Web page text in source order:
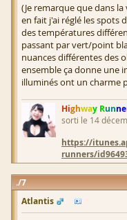
(Je remarque que dans
en fait j'ai réglé les spots
des températures
passant par vert/point
nuances différentes des
ensemble ça donne une
illuminés ont un charme
Highway Runne
sorti le 14
https://
runners/
7
Atlantis